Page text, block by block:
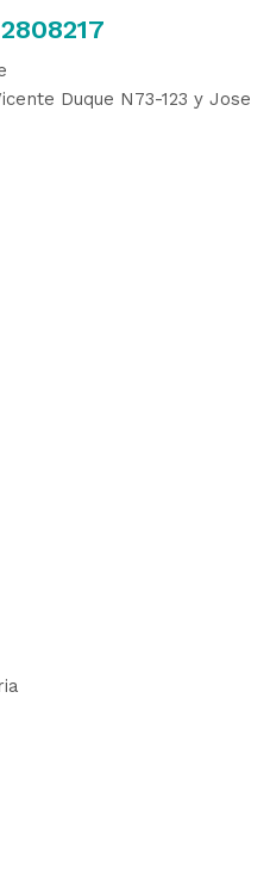
Duque N73-123 y Jose